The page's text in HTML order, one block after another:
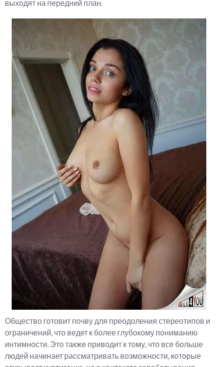
выходят на передний план.
Общество готовит почву для преодоления стереотипов и
ограничений, что ведет к более глубокому пониманию
интимности. Это также приводит к тому, что все больше
людей начинает рассматривать возможности, которые